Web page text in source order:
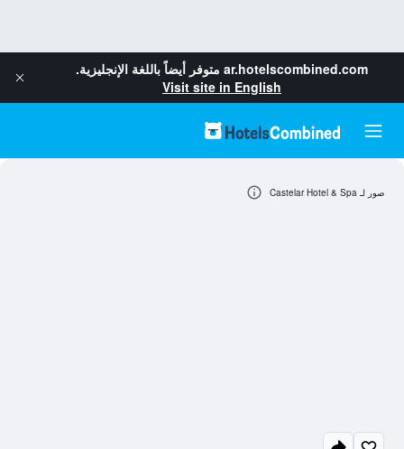
ar.hotelscombined.com متوفر أيضاً باللغة الإنجليزية.
Visit site in English
صور لـ Castelar Hotel & Spa